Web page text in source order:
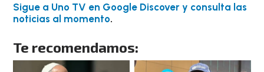
Sigue a Uno TV en Google Discover y consulta las
noticias al momento.
Te recomendamos: